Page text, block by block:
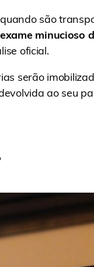
são
minucioso
oficial.
serão
ao seu